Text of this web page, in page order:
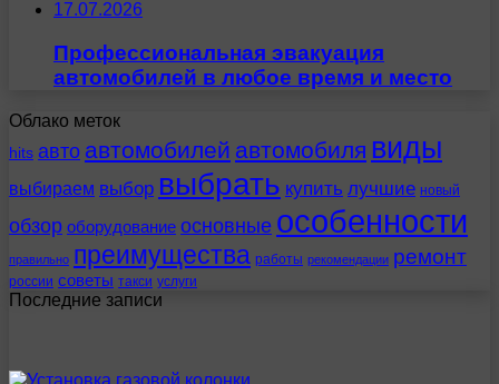
17.07.2026
Профессиональная эвакуация
автомобилей в любое время и место
Облако меток
hits авто автомобилей автомобиля виды
выбираем выбор выбрать купить лучшие новый
обзор оборудование основные особенности
правильно преимущества работы рекомендации ремонт
россии советы такси услуги
Последние записи